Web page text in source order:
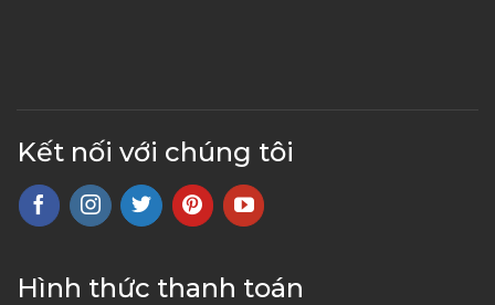
Kết nối với chúng tôi
Hình thức thanh toán